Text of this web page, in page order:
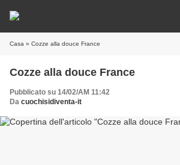
Casa » Cozze alla douce France
Cozze alla douce France
Pubblicato su 14/02/AM 11:42
Da cuochisidiventa-it